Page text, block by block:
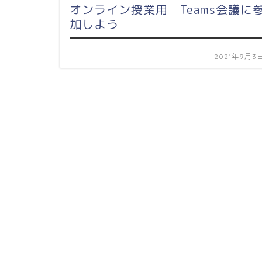
オンライン授業用 Teams会議に
加しよう
2021年9月3